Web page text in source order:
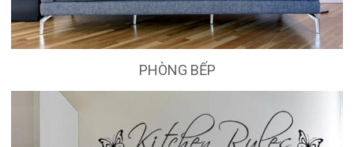
PHÒNG BẾP